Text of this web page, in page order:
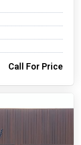
Call For Price